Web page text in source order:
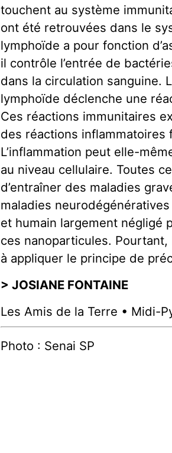
touchent au système
ont été retrouvées dans le
lymphoïde a pour fonction
il contrôle l’entrée de
dans la circulation sanguine.
lymphoïde déclenche une
Ces réactions immunitaires
des réactions inflammatoires
L’inflammation peut elle-
au niveau cellulaire. Toutes
d’entraîner des maladies
maladies
et humain largement négligé
ces nanoparticules.
à appliquer le principe de
> JOSIANE FONTAINE
Les Amis de la Terre • Midi-
Photo : Senai SP